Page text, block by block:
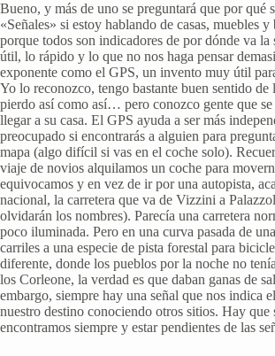
Bueno, y más de uno se preguntará que por qué
«Señales» si estoy hablando de casas, muebles
porque todos son indicadores de por dónde va la
útil, lo rápido y lo que no nos haga pensar
exponente como el GPS, un invento muy útil
Yo lo reconozco, tengo bastante buen sentido
pierdo así como así… pero conozco gente que se
llegar a su casa. El GPS ayuda a ser más
preocupado si encontrarás a alguien para
mapa (algo difícil si vas en el coche solo).
viaje de novios alquilamos un coche para
equivocamos y en vez de ir por una autopista,
nacional, la carretera que va de Vizzini a
olvidarán los nombres). Parecía una carretera
poco iluminada. Pero en una curva pasada de
carriles a una especie de pista forestal para
diferente, donde los pueblos por la noche no
los Corleone, la verdad es que daban ganas de
embargo, siempre hay una señal que nos indica
nuestro destino conociendo otros sitios. Hay que
encontramos siempre y estar pendientes de las